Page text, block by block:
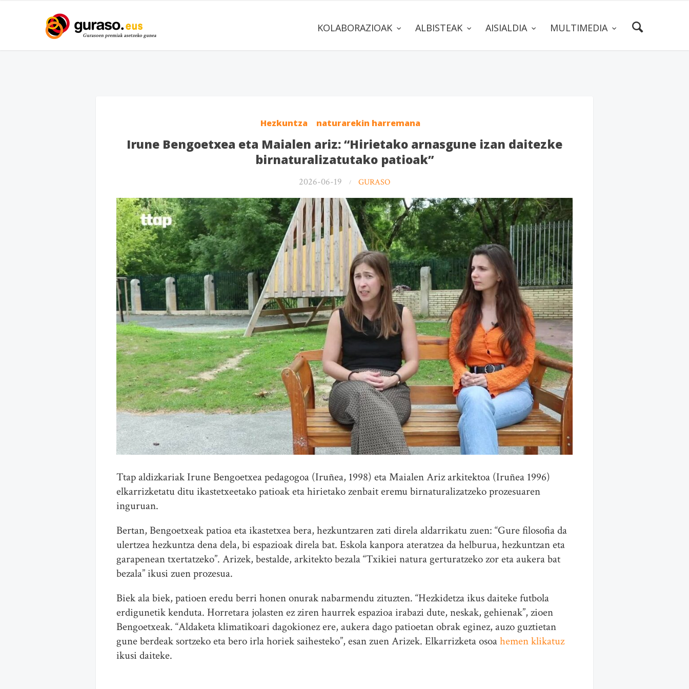
KOLABORAZIOAK ALBISTEAK AISIALDIA MULTIMEDIA
Hezkuntza naturarekin harremana
Irune Bengoetxea eta Maialen ariz: “Hirietako arnasgune izan daitezke
birnaturalizatutako patioak”
2026-06-19 GURASO
Ttap aldizkariak Irune Bengoetxea pedagogoa (Iruñea, 1998) eta Maialen Ariz arkitektoa (Iruñea 1996)
elkarrizketatu ditu ikastetxeetako patioak eta hirietako zenbait eremu birnaturalizatzeko prozesuaren
inguruan.
Bertan, Bengoetxeak patioa eta ikastetxea bera, hezkuntzaren zati direla aldarrikatu zuen: “Gure filosofia da
ulertzea hezkuntza dena dela, bi espazioak direla bat. Eskola kanpora ateratzea da helburua, hezkuntzan eta
garapenean txertatzeko”. Arizek, bestalde, arkitekto bezala “Txikiei natura gerturatzeko zor eta aukera bat
bezala” ikusi zuen prozesua.
Biek ala biek, patioen eredu berri honen onurak nabarmendu zituzten. “Hezkidetza ikus daiteke futbola
erdigunetik kenduta. Horretara jolasten ez ziren haurrek espazioa irabazi dute, neskak, gehienak”, zioen
Bengoetxeak. “Aldaketa klimatikoari dagokionez ere, aukera dago patioetan obrak eginez, auzo guztietan
gune berdeak sortzeko eta bero irla horiek saihesteko”, esan zuen Arizek. Elkarrizketa osoahemen klikatuz
ikusi daiteke.